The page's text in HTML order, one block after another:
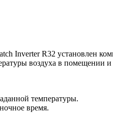
Inverter R32 установлен
воздуха в помещении и
температуры.
время.